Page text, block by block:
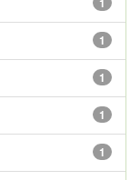
1
1
1
1